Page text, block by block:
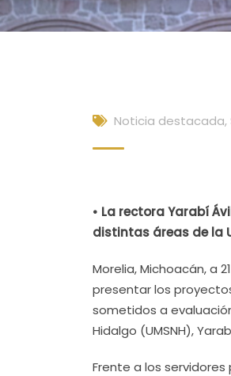
Noticia destacada,
• La rectora Yarabí
distintas áreas de la
Morelia, Michoacán, a
presentar los
sometidos a
Hidalgo (UMSNH),
Frente a los